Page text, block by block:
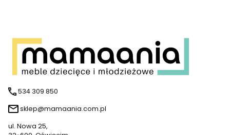
534 309 850
sklep@mamaania.com.pl
ul. Nowa 25,